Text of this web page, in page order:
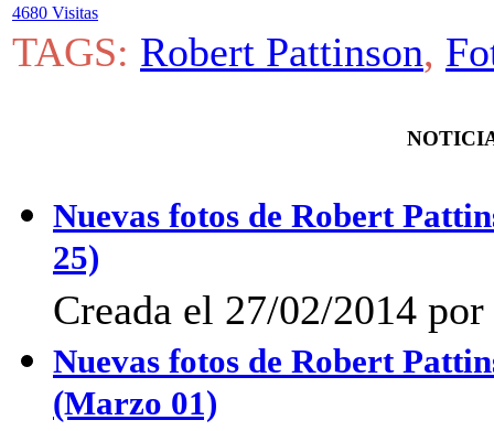
4680 Visitas
TAGS: Robert Pattinson,
Nuevas fotos de Robert
25)
Creada el 27/02/2014
Nuevas fotos de Robert
(Marzo 01)